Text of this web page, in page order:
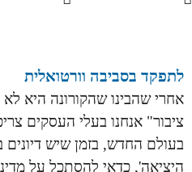
לתפקד בסביבה וורטואלית
אחרי שהבינו שהקורונה היא
ציבור" אנחנו בעלי העסקים
בעולם החדש, בזמן שיש
היציאה', כדאי להסתכל על